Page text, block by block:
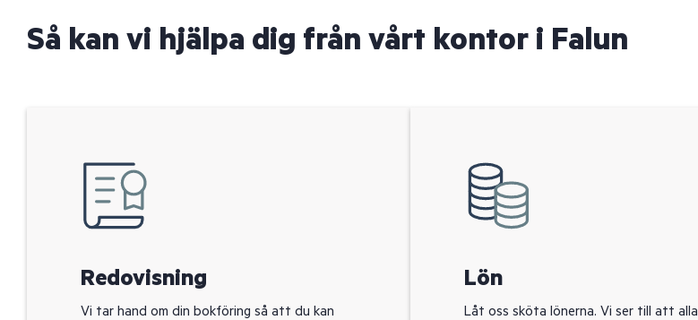
Så kan vi hjälpa dig från vårt kontor i Falun
Redovisning
Vi tar hand om din bokföring så att du kan
Lön
Låt oss sköta lönerna. Vi ser till att alla